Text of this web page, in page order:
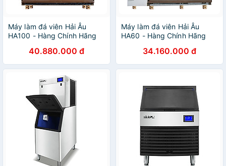
Máy làm đá viên Hải Âu
HA100 - Hàng Chính Hãng
40.880.000 đ
Máy làm đá viên Hải Âu
HA60 - Hàng Chính Hãng
34.160.000 đ